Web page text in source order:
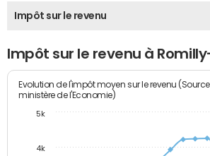
Impôt sur le revenu
Impôt sur le revenu à
Evolution de l'impôt moyen sur le revenu
ministère de l'Economie)
4k
5k